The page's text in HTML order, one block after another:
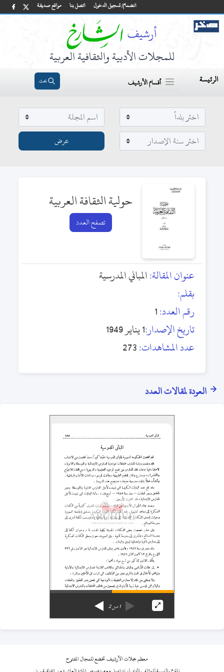
مواقع صديقة اتصل بنا انضمام/ تسجيل الدخول
للمجلات الأدبية والثقافية العربية
الرئيسة أقسام الأرشيف بحث
حولية الثقافة العربية
تصفح العدد
عنوان المقالة:المباني المدرسية
بقلم:
رقم العدد:1
تاريخ الإصدار:1 يناير 1949
عدد المشاهدات:273
العودة لمقالات العدد
1من2
معظم مجلات الأرشيف تخضع للمجال المفتوح